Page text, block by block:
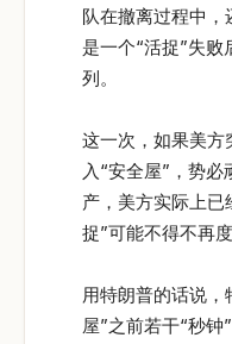
队在撤离过程中
是一个“活捉”失败
列。
这一次，如果美方
入“安全屋”，势
产，美方实际上已
捉”可能不得不再
用特朗普的话说，
屋”之前若干“秒